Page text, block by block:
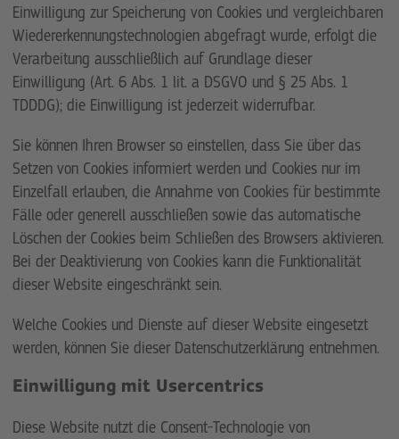
Einwilligung zur Speicherung von Cookies und vergleichbaren
Wiedererkennungstechnologien abgefragt wurde, erfolgt die
Verarbeitung ausschließlich auf Grundlage dieser
Einwilligung (Art. 6 Abs. 1 lit. a DSGVO und § 25 Abs. 1
TDDDG); die Einwilligung ist jederzeit widerrufbar.
Sie können Ihren Browser so einstellen, dass Sie über das
Setzen von Cookies informiert werden und Cookies nur im
Einzelfall erlauben, die Annahme von Cookies für bestimmte
Fälle oder generell ausschließen sowie das automatische
Löschen der Cookies beim Schließen des Browsers aktivieren.
Bei der Deaktivierung von Cookies kann die Funktionalität
dieser Website eingeschränkt sein.
Welche Cookies und Dienste auf dieser Website eingesetzt
werden, können Sie dieser Datenschutzerklärung entnehmen.
Einwilligung mit Usercentrics
Diese Website nutzt die Consent-Technologie von